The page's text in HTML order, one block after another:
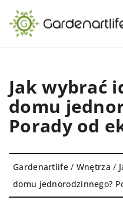
Jak wybrać
domu
Porady od
Gardenartlife/ Wnętrza /
domu jednorodzinnego?